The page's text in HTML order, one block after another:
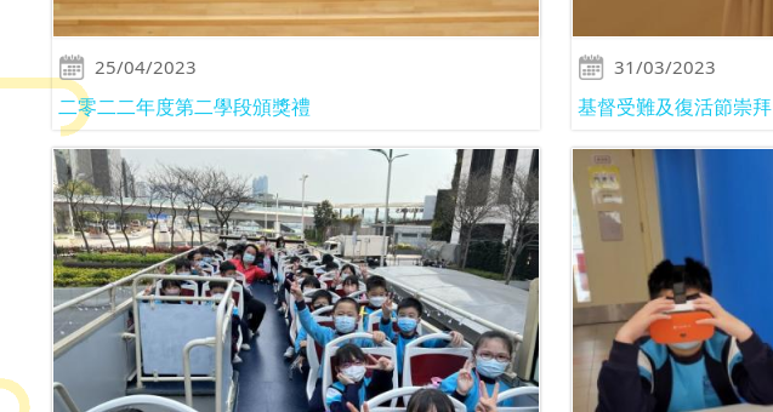
25/04/2023
二零二二年度第二學段頒獎禮
31/03/2023
基督受難及復活節崇拜